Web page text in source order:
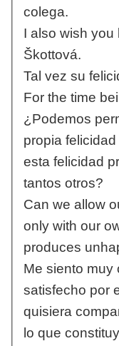
colega.
I also wish you
Škottová.
Tal vez su
For the time
¿Podemos
propia
esta felicidad
tantos otros?
Can we allow
only with our
produces
Me siento muy
satisfecho por
quisiera
lo que